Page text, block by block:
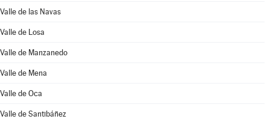
Valle de las Navas
Valle de Losa
Valle de Manzanedo
Valle de Mena
Valle de Oca
Valle de Santibáñez